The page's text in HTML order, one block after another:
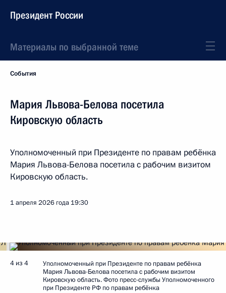
Президент России
Материалы по выбранной теме
События
Мария Львова-Белова посетила
Кировскую область
Уполномоченный при Президенте по правам ребёнка
Мария Львова-Белова посетила с рабочим визитом
Кировскую область.
1 апреля 2026 года 19:30
4 из 4
Уполномоченный при Президенте по правам ребёнка
Мария Львова-Белова посетила с рабочим визитом
Кировскую область. Фото пресс-службы Уполномоченного
при Президенте РФ по правам ребёнка